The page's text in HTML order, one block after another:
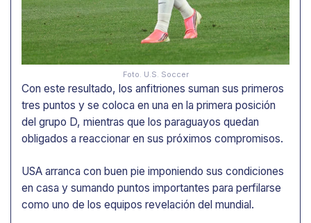
Foto. U.S. Soccer
Con este resultado, los anfitriones suman sus primeros
tres puntos y se coloca en una en la primera posición
del grupo D, mientras que los paraguayos quedan
obligados a reaccionar en sus próximos compromisos.
USA arranca con buen pie imponiendo sus condiciones
en casa y sumando puntos importantes para perfilarse
como uno de los equipos revelación del mundial.